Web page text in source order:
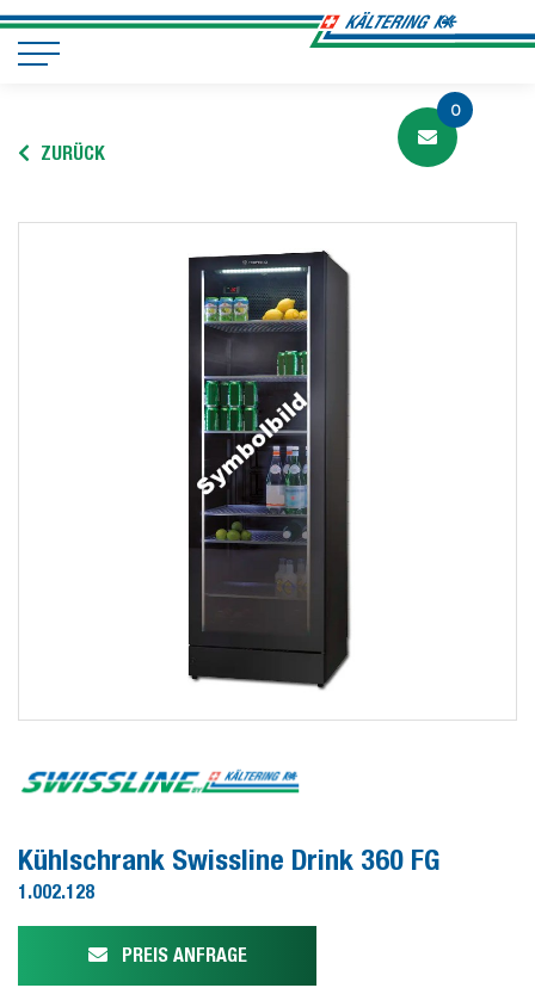
0
ZURÜCK
Kühlschrank Swissline Drink 360 FG
1.002.128
PREIS ANFRAGE